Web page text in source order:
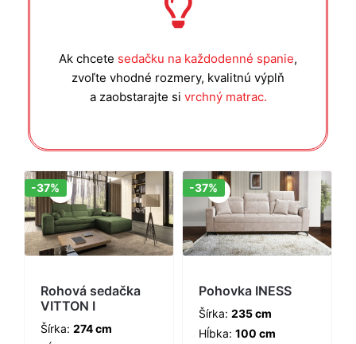
Ak chcete sedačku na každodenné spanie,
zvoľte vhodné rozmery, kvalitnú výplň
a zaobstarajte si vrchný matrac.
Zľava!
-37%
Rohová sedačka
VITTON I
Šírka: 274 cm
Zľava!
-37%
Pohovka INESS
Šírka: 235 cm
Hĺbka: 100 cm